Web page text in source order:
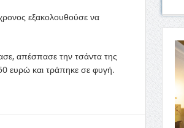
εξακολουθούσε να
απέσπασε την τσάντα της
ευρώ και τράπηκε σε φυγή.